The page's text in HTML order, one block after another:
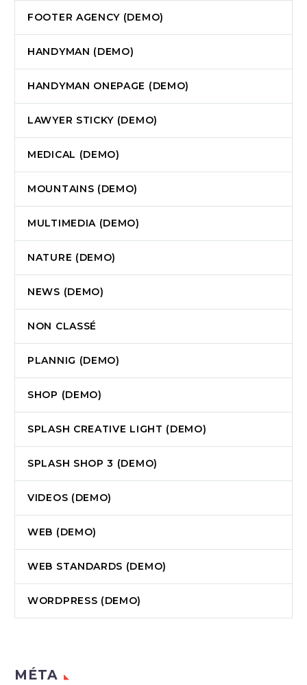
FOOTER AGENCY (DEMO)
HANDYMAN (DEMO)
HANDYMAN ONEPAGE (DEMO)
LAWYER STICKY (DEMO)
MEDICAL (DEMO)
MOUNTAINS (DEMO)
MULTIMEDIA (DEMO)
NATURE (DEMO)
NEWS (DEMO)
NON CLASSÉ
PLANNIG (DEMO)
SHOP (DEMO)
SPLASH CREATIVE LIGHT (DEMO)
SPLASH SHOP 3 (DEMO)
VIDEOS (DEMO)
WEB (DEMO)
WEB STANDARDS (DEMO)
WORDPRESS (DEMO)
MÉTA